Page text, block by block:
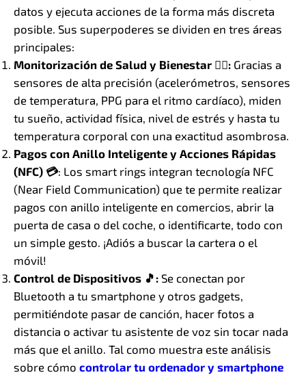
datos y ejecuta acciones de la forma más discreta
posible. Sus superpoderes se dividen en tres áreas
principales:
Monitorización de Salud y Bienestar 🧘‍♀️: Gracias a
sensores de alta precisión (acelerómetros, sensores
de temperatura, PPG para el ritmo cardíaco), miden
tu sueño, actividad física, nivel de estrés y hasta tu
temperatura corporal con una exactitud asombrosa.
Pagos con Anillo Inteligente y Acciones Rápidas
(NFC) 💳: Los smart rings integran tecnología NFC
(Near Field Communication) que te permite realizar
pagos con anillo inteligente en comercios, abrir la
puerta de casa o del coche, o identificarte, todo con
un simple gesto. ¡Adiós a buscar la cartera o el
móvil!
Control de Dispositivos 🎵: Se conectan por
Bluetooth a tu smartphone y otros gadgets,
permitiéndote pasar de canción, hacer fotos a
distancia o activar tu asistente de voz sin tocar nada
más que el anillo. Tal como muestra este análisis
sobre cómo controlar tu ordenador y smartphone